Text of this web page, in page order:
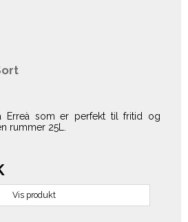
Erreà som er perfekt til fritid og
rummer 25L.
Vis produkt